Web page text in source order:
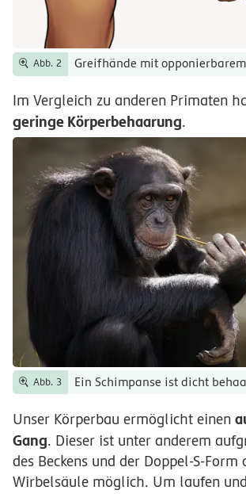
Abb. 2 Greifhände mit
Im Vergleich zu anderen Primaten
geringe Körperbehaarung.
Abb. 3 Ein Schimpanse ist dicht
Unser Körperbau ermöglicht einen
Gang. Dieser ist unter anderem
des Beckens und der Doppel-S-Form
Wirbelsäule möglich. Um laufen